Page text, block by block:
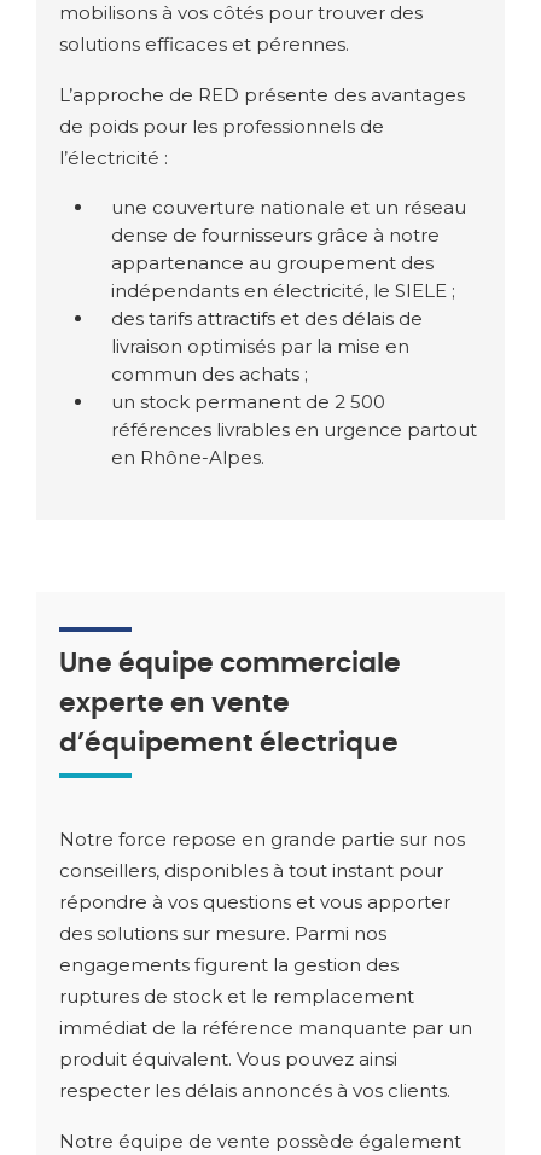
mobilisons à vos côtés pour trouver des
solutions efficaces et pérennes.
L’approche de RED présente des avantages
de poids pour les professionnels de
l’électricité :
une couverture nationale et un réseau
dense de fournisseurs grâce à notre
appartenance au groupement des
indépendants en électricité, le SIELE ;
des tarifs attractifs et des délais de
livraison optimisés par la mise en
commun des achats ;
un stock permanent de 2 500
références livrables en urgence partout
en Rhône-Alpes.
Une équipe commerciale
experte en vente
d’équipement électrique
Notre force repose en grande partie sur nos
conseillers, disponibles à tout instant pour
répondre à vos questions et vous apporter
des solutions sur mesure. Parmi nos
engagements figurent la gestion des
ruptures de stock et le remplacement
immédiat de la référence manquante par un
produit équivalent. Vous pouvez ainsi
respecter les délais annoncés à vos clients.
Notre équipe de vente possède également